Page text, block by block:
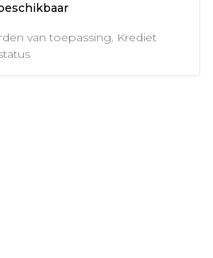
van toepassing. Krediet